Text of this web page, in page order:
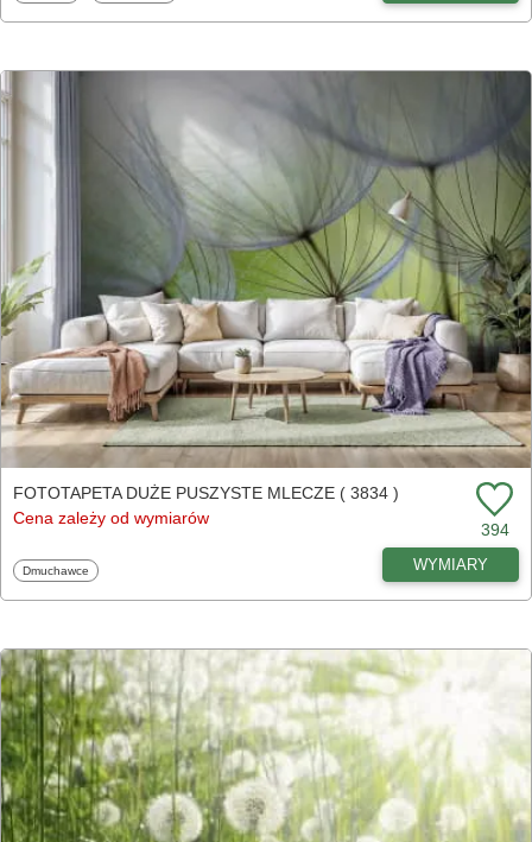
FOTOTAPETA DUŻE PUSZYSTE MLECZE ( 3834 )
Cena zależy od wymiarów
394
Fototapety
Dmuchawce WYMIARY